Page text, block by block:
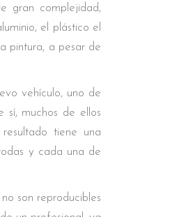
gran complejidad,
el plástico el
pintura, a pesar de
vehículo, uno de
sí, muchos de ellos
tiene una
y cada una de
son reproducibles